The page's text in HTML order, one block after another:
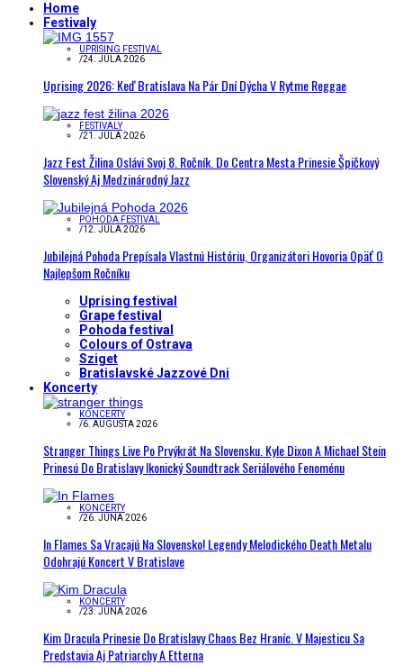
Home
Festivaly
UPRISING FESTIVAL
/24. JÚLA 2026
Uprising 2026: Keď Bratislava Na Pár Dní Dýcha V Rytme Reggae
FESTIVALY
/21. JÚLA 2026
Jazz Fest Žilina Oslávi Svoj 8. Ročník. Do Centra Mesta Prinesie Špičkový
Slovenský Aj Medzinárodný Jazz
POHODA FESTIVAL
/12. JÚLA 2026
Jubilejná Pohoda Prepísala Vlastnú Históriu, Organizátori Hovoria Opäť O
Najlepšom Ročníku
Uprising festival
Grape festival
Pohoda festival
Colours of Ostrava
Sziget
Bratislavské Jazzové Dni
Koncerty
KONCERTY
/6. AUGUSTA 2026
Stranger Things Live Po Prvýkrát Na Slovensku. Kyle Dixon A Michael Stein
Prinesú Do Bratislavy Ikonický Soundtrack Seriálového Fenoménu
KONCERTY
/26. JÚNA 2026
In Flames Sa Vracajú Na Slovensko! Legendy Melodického Death Metalu
Odohrajú Koncert V Bratislave
KONCERTY
/23. JÚNA 2026
Kim Dracula Prinesie Do Bratislavy Chaos Bez Hraníc. V Majesticu Sa
Predstavia Aj Patriarchy A Etterna